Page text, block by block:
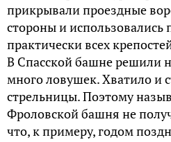
прикрывали проездные
стороны и использовались
практически всех
В Спасской башне решили
много ловушек. Хватило и
стрельницы. Поэтому
Фроловской башня не
что, к примеру, годом